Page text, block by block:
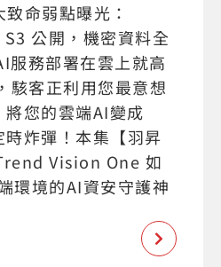
命弱點曝光：
公開，機密資料全
服務部署在雲上就高
駭客正利用您最意想
您的雲端AI變成
時炸彈！本集【羽昇
Vision One 如
環境的AI資安守護神